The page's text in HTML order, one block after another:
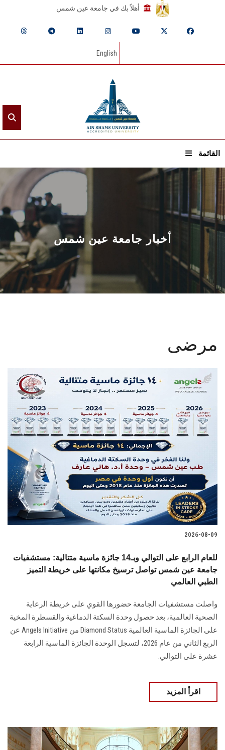
أهلاً بك في جامعة عين شمس
English
القائمة
الرئيسيـة
عن الجامعة
القطاعـات
الشئون الأكاديمية
البحث العلمي
الأنظمة الذكية
الإعلام
تواصل معنا
الطلاب
هيئة التدريس
الدراسات العليا
الموظفون
سجل الان
أخبار جامعة عين شمس
مرضى
2026-08-09
للعام الرابع على التوالي وبـ14 جائزة ماسية متتالية: مستشفيات
جامعة عين شمس تواصل ترسيخ مكانتها على خريطة التميز
الطبي العالمي
واصلت مستشفيات الجامعة حضورها القوي على خريطة الرعاية
الصحية العالمية، بعد حصول وحدة السكتة الدماغية والقسطرة المخية
على الجائزة الماسية العالمية Diamond Status من Angels Initiative عن
الربع الثاني من عام 2026، لتسجل الوحدة الجائزة الماسية الرابعة
عشرة على التوالي.
اقرأ المزيد